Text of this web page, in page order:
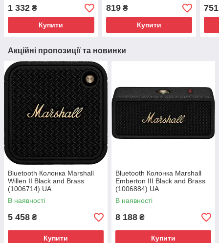
1 332 ₴
Купити
819₴
Купити
751
Акційні пропозиції та новинки
Bluetooth Колонка Marshall
Willen II Black and Brass
(1006714) UA
В наявності
5 458 ₴
Купити
Bluetooth Колонка Marshall
Emberton III Black and Brass
(1006884) UA
В наявності
8 188 ₴
Купити